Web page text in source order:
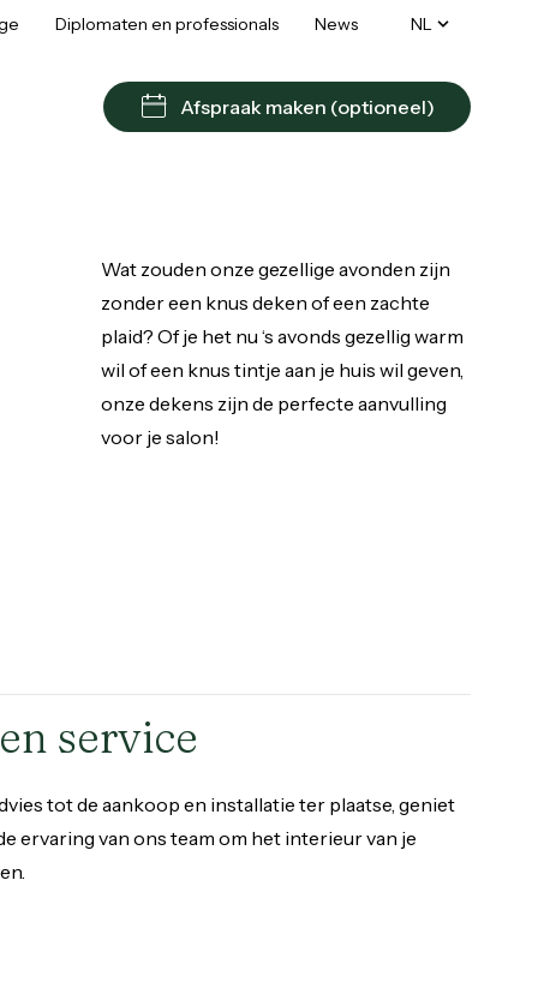
Diplomaten en professionals News NL
Afspraak maken (optioneel)
Wat zouden onze gezellige avonden zijn
zonder een knus deken of een zachte
plaid? Of je het nu ‘s avonds gezellig warm
wil of een knus tintje aan je huis wil geven,
onze dekens zijn de perfecte aanvulling
voor je salon!
service
tot de aankoop en installatie ter plaatse, geniet
ervaring van ons team om het interieur van je